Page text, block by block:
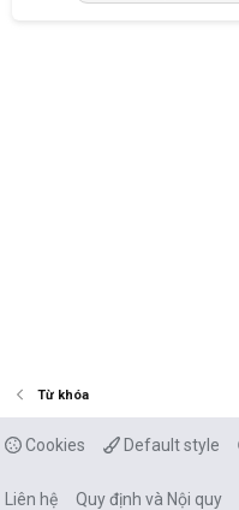
Từ khóa
Cookies Default style
Liên hệ Quy định và Nội quy